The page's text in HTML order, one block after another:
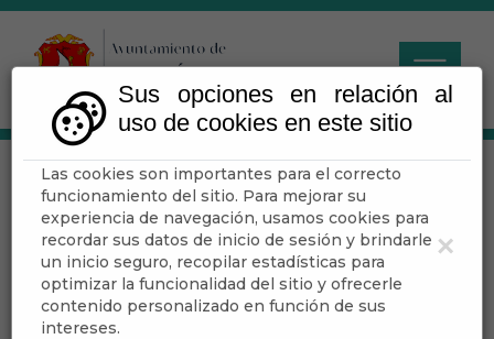
×
Sus opciones en relación al
uso de cookies en este sitio
Las cookies son importantes para el correcto
funcionamiento del sitio. Para mejorar su
experiencia de navegación, usamos cookies para
recordar sus datos de inicio de sesión y brindarle
un inicio seguro, recopilar estadísticas para
optimizar la funcionalidad del sitio y ofrecerle
contenido personalizado en función de sus
intereses.
ASI ES DALÍAS -
DALÍAS A SU CRISTO
Escuchar